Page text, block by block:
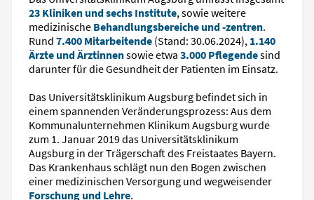
23 Kliniken und sechs Institute, sowie weitere
medizinische Behandlungsbereiche und -zentren.
Rund 7.400 Mitarbeitende (Stand: 30.06.2024), 1.140
Ärzte und Ärztinnensowie etwa 3.000 Pflegendesind
darunter für die Gesundheit der Patienten im Einsatz.
Das Universitätsklinikum Augsburg befindet sich in
einem spannenden Veränderungsprozess: Aus dem
Kommunalunternehmen Klinikum Augsburg wurde
zum 1. Januar 2019 das Universitätsklinikum
Augsburg in der Trägerschaft des Freistaates Bayern.
Das Krankenhaus schlägt nun den Bogen zwischen
einer medizinischen Versorgung und wegweisender
Forschung und Lehre.